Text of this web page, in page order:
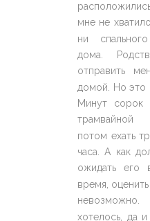
мне не
ни
дома.
отправить
домой. Но это
Минут сорок
потом ехать
часа. А как
ожидать его
время,
хотелось, да